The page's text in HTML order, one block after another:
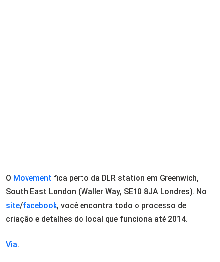
O Movement fica perto da DLR station em Greenwich,
South East London (Waller Way, SE10 8JA Londres). No
site/facebook, você encontra todo o processo de
criação e detalhes do local que funciona até 2014.
Via.